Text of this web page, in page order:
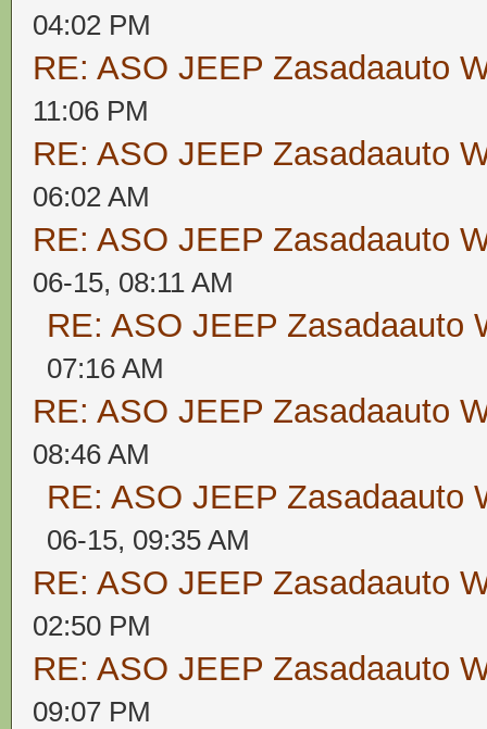
04:02 PM
RE: ASO JEEP Zasadaauto
11:06 PM
RE: ASO JEEP Zasadaauto
06:02 AM
RE: ASO JEEP Zasadaauto
06-15, 08:11 AM
RE: ASO JEEP Zasadaauto
07:16 AM
RE: ASO JEEP Zasadaauto
08:46 AM
RE: ASO JEEP Zasadaauto
06-15, 09:35 AM
RE: ASO JEEP Zasadaauto
02:50 PM
RE: ASO JEEP Zasadaauto
09:07 PM